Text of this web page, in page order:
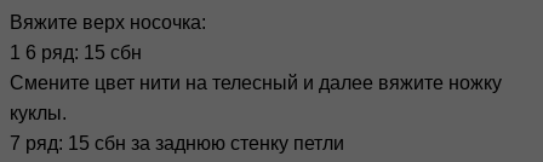
Вяжите верх носочка:
1 6 ряд: 15 сбн
Смените цвет нити на телесный и далее вяжите ножку
куклы.
7 ряд: 15 сбн за заднюю стенку петли